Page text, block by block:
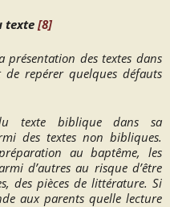
texte [8]
présentation des textes dans
repérer quelques défauts
texte biblique dans sa
des textes non bibliques.
au baptême, les
d’autres au risque d’être
des pièces de littérature. Si
aux parents quelle lecture